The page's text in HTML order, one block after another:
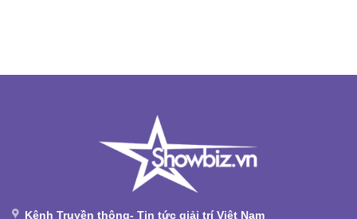
Kênh Truyền thông- Tin tức giải trí Việt Nam